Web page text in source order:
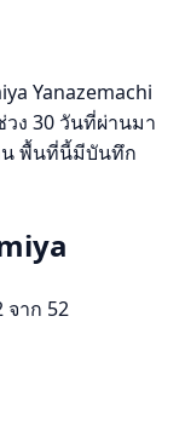
Yanazemachi
ง 30 วันที่ผ่านมา
น พื้นที่นี้มีบันทึก
จาก 52